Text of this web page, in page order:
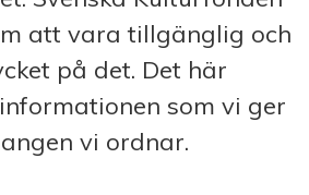
att vara tillgänglig och
på det. Det här
som vi ger
vi ordnar.